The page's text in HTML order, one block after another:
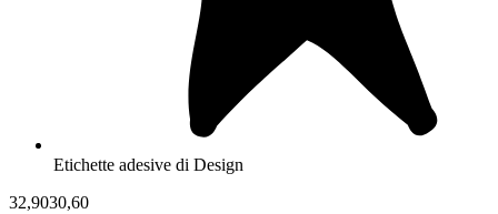
Etichette adesive di Design
32,9030,60